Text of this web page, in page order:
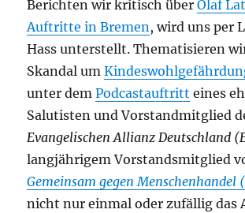
Berichten wir kritisch überOlaf
Auftritte in Bremen, wird uns per
Hass unterstellt. Thematisieren
Skandal um
unter demPodcastauftritt eines
Salutisten und Vorstandmitglied
Evangelischen Allianz Deutschland
langjährigem Vorstandsmitglied
Gemeinsam gegen Menschenhandel
nicht nur einmal oder zufällig das